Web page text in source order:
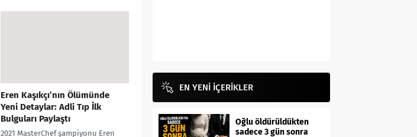
giydirdiği, özür videosu çektirip...
Eren Kaşıkçı’nın Ölümünde
Yeni Detaylar: Adli Tıp İlk
Bulguları Paylaştı
2021 MasterChef şampiyonu Eren
EN YENİ İÇERİKLER
Oğlu öldürüldükten
sadece 3 gün sonra